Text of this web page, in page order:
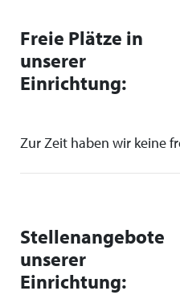
Freie Plätze in
unserer
Einrichtung:
Zur Zeit haben wir keine
Stellenangebote
unserer
Einrichtung: